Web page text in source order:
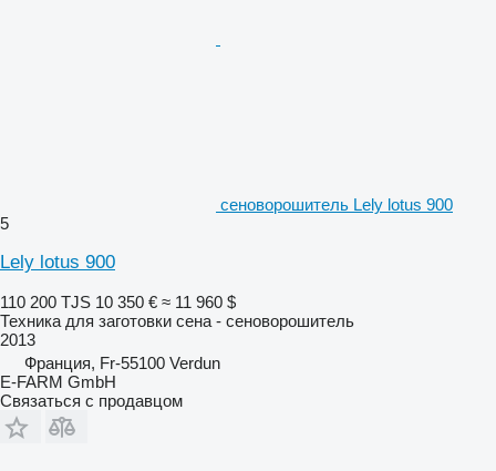
сеноворошитель Lely lotus 900
5
Lely lotus 900
110 200 TJS 10 350 € ≈ 11 960 $
Техника для заготовки сена - сеноворошитель
2013
Франция, Fr-55100 Verdun
E-FARM GmbH
Связаться с продавцом